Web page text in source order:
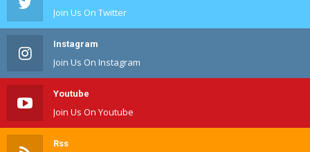
Join Us On Twitter
Instagram
Join Us On Instagram
Youtube
Join Us On Youtube
Rss